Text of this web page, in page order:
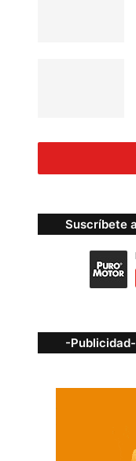
Suscríbete
-Publicidad-